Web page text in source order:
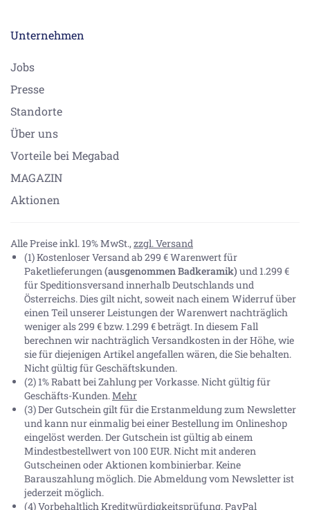
Unternehmen
Jobs
Presse
Standorte
Über uns
Vorteile bei Megabad
MAGAZIN
Aktionen
Alle Preise inkl. 19% MwSt., zzgl. Versand
(1) Kostenloser Versand ab 299 € Warenwert für
Paketlieferungen(ausgenommen Badkeramik) und 1.299 €
für Speditionsversand innerhalb Deutschlands und
Österreichs. Dies gilt nicht, soweit nach einem Widerruf über
einen Teil unserer Leistungen der Warenwert nachträglich
weniger als 299 € bzw. 1.299 € beträgt. In diesem Fall
berechnen wir nachträglich Versandkosten in der Höhe, wie
sie für diejenigen Artikel angefallen wären, die Sie behalten.
Nicht gültig für Geschäftskunden.
(2) 1% Rabatt bei Zahlung per Vorkasse. Nicht gültig für
Geschäfts-Kunden.Mehr
(3) Der Gutschein gilt für die Erstanmeldung zum Newsletter
und kann nur einmalig bei einer Bestellung im Onlineshop
eingelöst werden. Der Gutschein ist gültig ab einem
Mindestbestellwert von 100 EUR. Nicht mit anderen
Gutscheinen oder Aktionen kombinierbar. Keine
Barauszahlung möglich. Die Abmeldung vom Newsletter ist
jederzeit möglich.
(4) Vorbehaltlich Kreditwürdigkeitsprüfung. PayPal